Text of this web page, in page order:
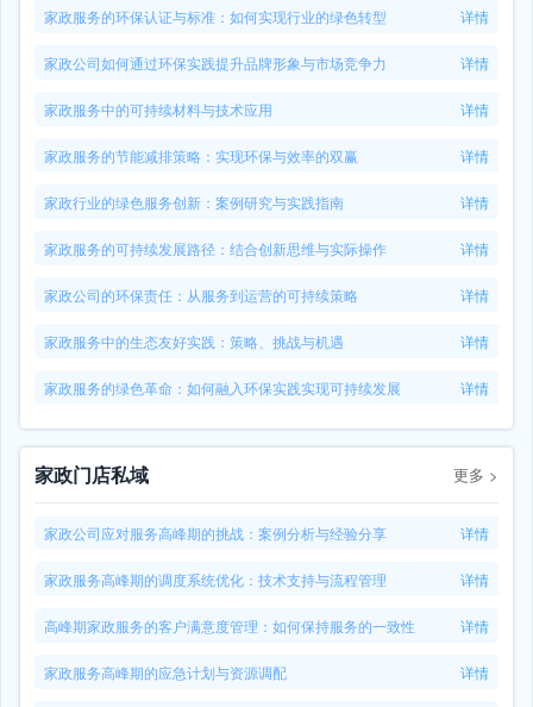
家政服务的环保认证与标准：如何实现行业的绿色转型 详情
家政公司如何通过环保实践提升品牌形象与市场竞争力 详情
家政服务中的可持续材料与技术应用 详情
家政服务的节能减排策略：实现环保与效率的双赢 详情
家政行业的绿色服务创新：案例研究与实践指南 详情
家政服务的可持续发展路径：结合创新思维与实际操作 详情
家政公司的环保责任：从服务到运营的可持续策略 详情
家政服务中的生态友好实践：策略、挑战与机遇 详情
家政服务的绿色革命：如何融入环保实践实现可持续发展 详情
家政门店私域 更多 >
家政公司应对服务高峰期的挑战：案例分析与经验分享 详情
家政服务高峰期的调度系统优化：技术支持与流程管理 详情
高峰期家政服务的客户满意度管理：如何保持服务的一致性 详情
家政服务高峰期的应急计划与资源调配 详情